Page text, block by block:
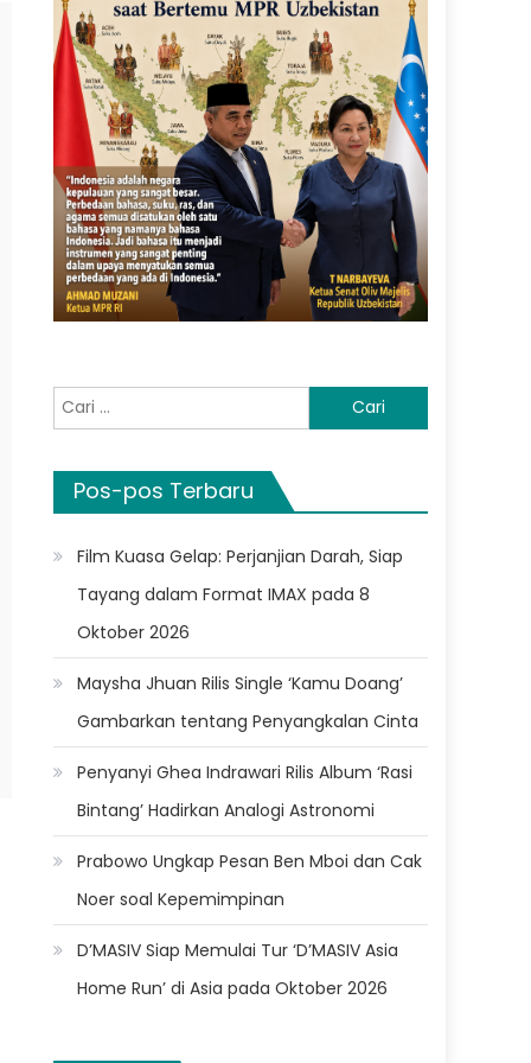
Cari
untuk:
Pos-pos Terbaru
Film Kuasa Gelap: Perjanjian Darah, Siap
Tayang dalam Format IMAX pada 8
Oktober 2026
Maysha Jhuan Rilis Single ‘Kamu Doang’
Gambarkan tentang Penyangkalan Cinta
Penyanyi Ghea Indrawari Rilis Album ‘Rasi
Bintang’ Hadirkan Analogi Astronomi
Prabowo Ungkap Pesan Ben Mboi dan Cak
Noer soal Kepemimpinan
D’MASIV Siap Memulai Tur ‘D’MASIV Asia
Home Run’ di Asia pada Oktober 2026